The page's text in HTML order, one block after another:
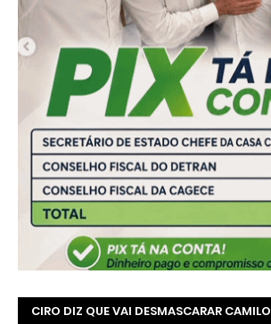
CIRO DIZ QUE VAI DESMASCARAR CAMILO